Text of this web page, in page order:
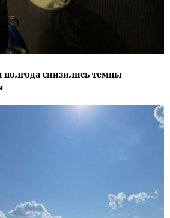
полгода снизились темпы